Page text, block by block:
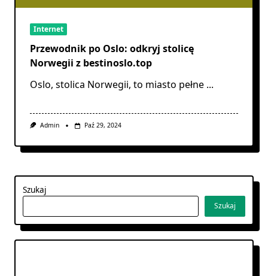
Internet
Przewodnik po Oslo: odkryj stolicę
Norwegii z bestinoslo.top
Oslo, stolica Norwegii, to miasto pełne ...
Admin Paź 29, 2024
Szukaj
Szukaj